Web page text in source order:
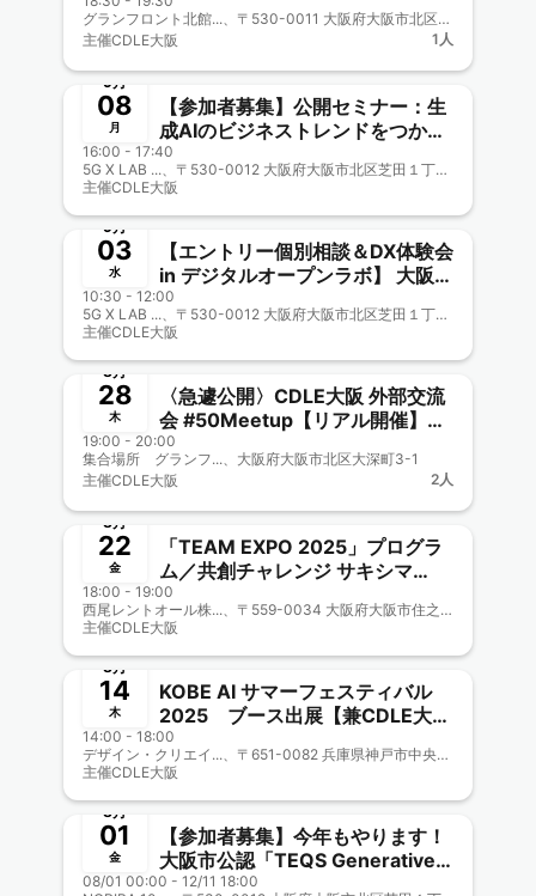
Joint CDLE大阪Meetup＃51
グランフロント北館...、〒530-0011 大阪府大阪市北区大深町３−１ グランフロント大阪 北館内
主催CDLE大阪 1人
終了
9月
08
月
【参加者募集】公開セミナー：生
成AIのビジネストレンドをつか
む！ ー最新動向とビジネス創出事
例ープレ・イベント 大阪市公認
「TEQS Generative AI
QUEST」CDLE大阪・福岡協力
新メンターにJDLA理事 南野克
則氏招聘！
16:00 - 17:40
5G X LAB ...、〒530-0012 大阪府大阪市北区芝田１丁目１−３
主催CDLE大阪
終了
9月
03
水
【エントリー個別相談＆DX体験会
in デジタルオープンラボ】 大阪市
公認「TEQS Generative AI
QUEST」CDLE大阪・福岡協力
新メンターにJDLA理事 南野克
則氏招聘！
10:30 - 12:00
5G X LAB ...、〒530-0012 大阪府大阪市北区芝田１丁目１−３
主催CDLE大阪
終了
8月
28
木
〈急遽公開〉CDLE大阪 外部交流
会 #50Meetup【リアル開催】
「小学生からエンジニア－開発マ
ニアが解説する、AI×人材育成
－」 -semi closed -
19:00 - 20:00
集合場所 グランフ...、大阪府大阪市北区大深町3-1
主催CDLE大阪 2人
終了
8月
22
金
「TEAM EXPO 2025」プログラ
ム／共創チャレンジ サキシマ
meets！街丸ごと実証実験プロジ
ェクト【CDLE大阪
Meetup#49】
18:00 - 19:00
西尾レントオール株...、〒559-0034 大阪府大阪市住之江区南港北１丁目１２
主催CDLE大阪
終了
8月
14
木
KOBE AI サマーフェスティバル
2025 ブース出展【兼CDLE大阪
Meetup#48】
14:00 - 18:00
デザイン・クリエイ...、〒651-0082 兵庫県神戸市中央区小野浜町1-4
主催CDLE大阪
終了
8月
01
金
【参加者募集】今年もやります！
大阪市公認「TEQS Generative
AI QUEST」CDLE大阪・福岡協
08/01 00:00 - 12/11 18:00